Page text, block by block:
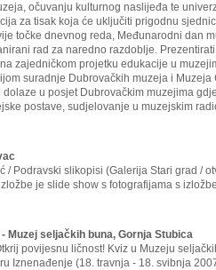
očuvanju kulturnog naslijeđa te
za tisak koja će uključiti prigodnu
točke dnevnog reda, Međunarodni dan
rad za naredno razdoblje.
zajedničkom projetku edukacije u
suradnje Dubrovačkih muzeja i Muzeja
u posjet Dubrovačkim muzejima
postave, sudjelovanje u muzejskim
/ Podravski slikopisi (Galerija Stari grad /
je slide show s fotografijama s
Muzej seljačkih buna, Gornja Stubica
povijesnu ličnost! Kviz u Muzeju
Iznenađenje (18. travnja - 18. svibnja